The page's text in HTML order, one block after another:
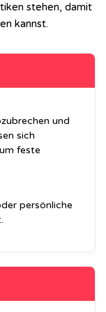
stehen, damit
kannst.
und
sich
feste
persönliche